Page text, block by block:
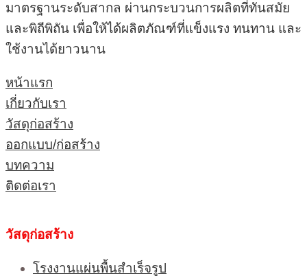
มาตรฐานระดับสากล ผ่านกระบวนการผลิตที่ทันสมัย
และพิถีพิถัน เพื่อให้ได้ผลิตภัณฑ์ที่แข็งแรง ทนทาน และ
ใช้งานได้ยาวนาน
หน้าแรก
เกี่ยวกับเรา
วัสดุก่อสร้าง
ออกแบบ/ก่อสร้าง
บทความ
ติดต่อเรา
วัสดุก่อสร้าง
โรงงานแผ่นพื้นสำเร็จรูป